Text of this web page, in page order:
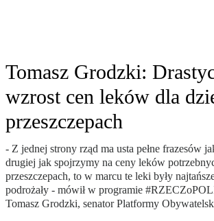
Tomasz Grodzki:
wzrost cen leków dla
przeszczepach
- Z jednej strony rząd ma usta pełne frazesów
drugiej jak spojrzymy na ceny leków
przeszczepach, to w marcu te leki były
podrożały - mówił w programie
Tomasz Grodzki, senator Platformy